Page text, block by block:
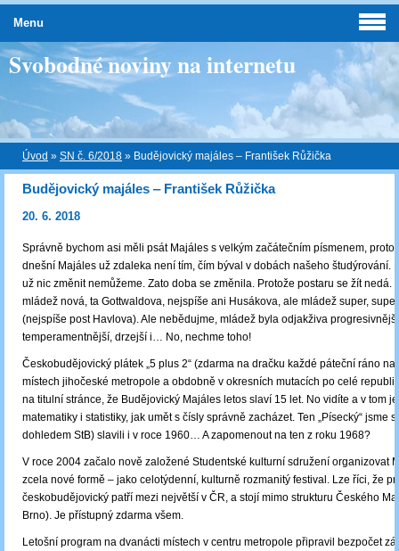
Svobodné noviny na internetu
Úvod » SN č. 6/2018 » Budějovický majáles ‒ František Růžička
Budějovický majáles ‒ František Růžička
20. 6. 2018
Správně bychom asi měli psát Majáles s velkým začátečním písmenem,
dnešní Majáles už zdaleka není tím, čím býval v dobách našeho študýrování.
už nic změnit nemůžeme. Zato doba se změnila. Protože postaru se žít nedá.
mládež nová, ta Gottwaldova, nejspíše ani Husákova, ale mládež super,
(nejspíše post Havlova). Ale nebědujme, mládež byla odjakživa
temperamentnější, drzejší i… No, nechme toho!
Českobudějovický plátek „5 plus 2“ (zdarma na dračku každé páteční ráno na
místech jihočeské metropole a obdobně v okresních mutacích po celé
na titulní stránce, že Budějovický Majáles letos slaví 15 let. No vidíte a v tom
matematiky i statistiky, jak umět s čísly správně zacházet. Ten „Písecký“ jsme
dohledem StB) slavili i v roce 1960… A zapomenout na ten z roku 1968?
V roce 2004 začalo nově založené Studentské kulturní sdružení organizovat
zcela nové formě – jako celotýdenní, kulturně rozmanitý festival. Lze říci, že
českobudějovický patří mezi největší v ČR, a stojí mimo strukturu Českého
Brno). Je přístupný zdarma všem.
Letošní program na dvanácti místech v centru metropole připravil bezpočet
Menu